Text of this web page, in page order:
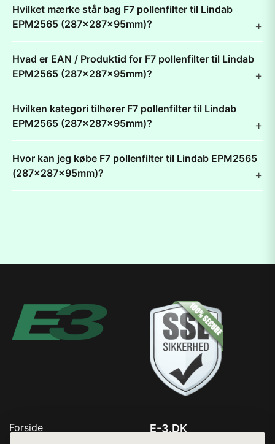
Hvilket mærke står bag F7 pollenfilter til Lindab
EPM2565 (287x287x95mm)?
Hvad er EAN / Produktid for F7 pollenfilter til Lindab
EPM2565 (287x287x95mm)?
Hvilken kategori tilhører F7 pollenfilter til Lindab
EPM2565 (287x287x95mm)?
Hvor kan jeg købe F7 pollenfilter til Lindab EPM2565
(287x287x95mm)?
Forside
E-3.DK